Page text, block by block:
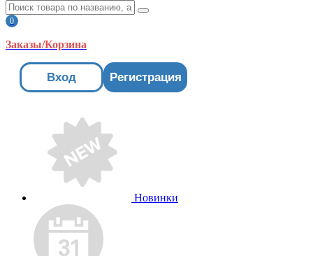
0
Заказы/Корзина
Вход Регистрация
Новинки